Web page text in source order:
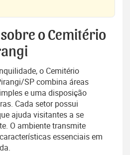
o Cemitério
o Cemitério
SP combina áreas
e uma disposição
Cada setor possui
ajuda visitantes a se
O ambiente transmite
essenciais em